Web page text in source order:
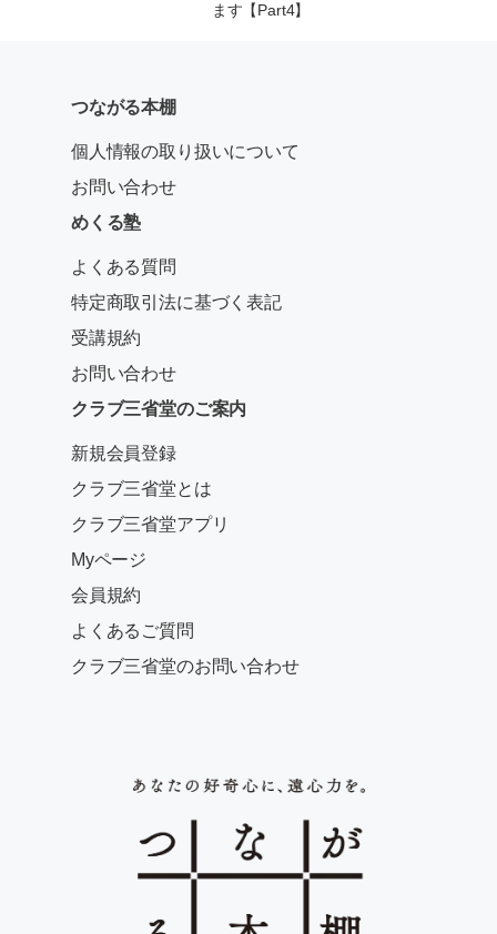
ます【Part4】
つながる本棚
個人情報の取り扱いについて
お問い合わせ
めくる塾
よくある質問
特定商取引法に基づく表記
受講規約
お問い合わせ
クラブ三省堂のご案内
新規会員登録
クラブ三省堂とは
クラブ三省堂アプリ
Myページ
会員規約
よくあるご質問
クラブ三省堂のお問い合わせ